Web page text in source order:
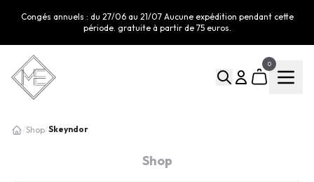
Congés annuels : du 27/06 au 21/07 Aucune expédition pendant cette
période. gratuite à partir de 75 euros.
0
/Shop/Skeyndor
Shop